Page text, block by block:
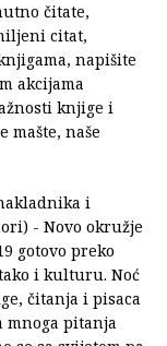
čitate,
citat,
napišite
akcijama
knjige i
naše
i
- Novo okružje
gotovo preko
i kulturu. Noć
čitanja i pisaca
mnoga pitanja